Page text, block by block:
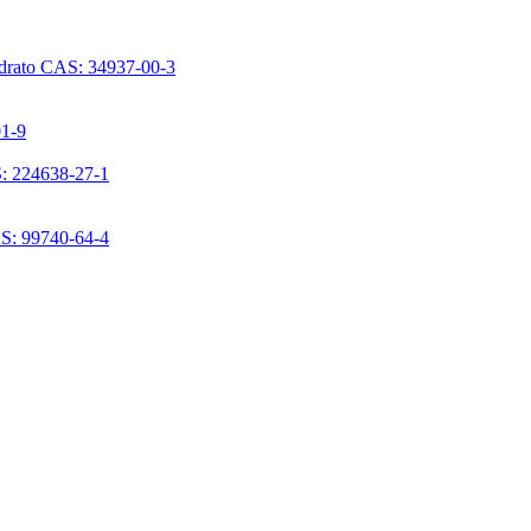
CAS: 34937-00-3
9
224638-27-1
99740-64-4